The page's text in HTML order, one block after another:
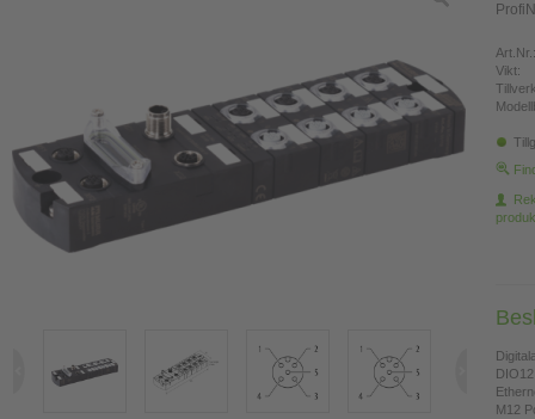
Art.Nr.:
Vikt:
M12